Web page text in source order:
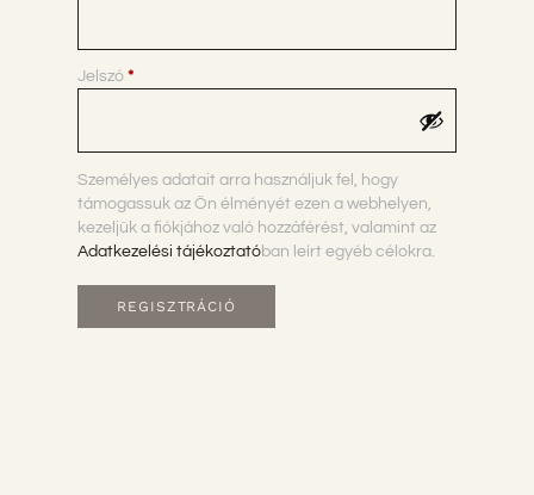
Jelszó *
Személyes adatait arra használjuk fel, hogy
támogassuk az Ön élményét ezen a webhelyen,
kezeljük a fiókjához való hozzáférést, valamint az
Adatkezelési tájékoztatóban leírt egyéb célokra.
REGISZTRÁCIÓ